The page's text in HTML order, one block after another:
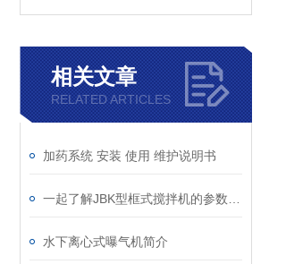
相关文章
RELATED ARTICLES
加药系统 安装 使用 维护说明书
水下离心式曝气机简介